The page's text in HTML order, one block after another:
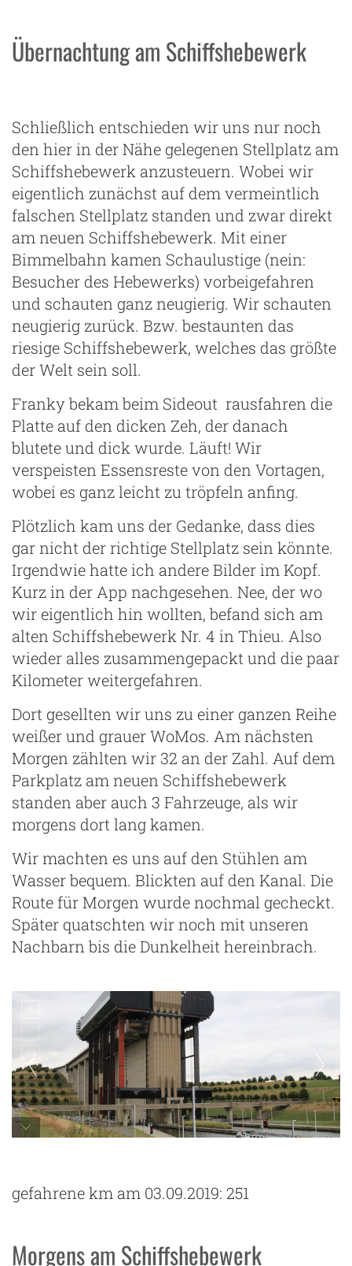
Übernachtung am Schiffshebewerk
Schließlich entschieden wir uns nur noch
den hier in der Nähe gelegenen Stellplatz am
Schiffshebewerk anzusteuern. Wobei wir
eigentlich zunächst auf dem vermeintlich
falschen Stellplatz standen und zwar direkt
am neuen Schiffshebewerk. Mit einer
Bimmelbahn kamen Schaulustige (nein:
Besucher des Hebewerks) vorbeigefahren
und schauten ganz neugierig. Wir schauten
neugierig zurück. Bzw. bestaunten das
riesige Schiffshebewerk, welches das größte
der Welt sein soll.
Franky bekam beim Sideout rausfahren die
Platte auf den dicken Zeh, der danach
blutete und dick wurde. Läuft! Wir
verspeisten Essensreste von den Vortagen,
wobei es ganz leicht zu tröpfeln anfing.
Plötzlich kam uns der Gedanke, dass dies
gar nicht der richtige Stellplatz sein könnte.
Irgendwie hatte ich andere Bilder im Kopf.
Kurz in der App nachgesehen. Nee, der wo
wir eigentlich hin wollten, befand sich am
alten Schiffshebewerk Nr. 4 in Thieu. Also
wieder alles zusammengepackt und die paar
Kilometer weitergefahren.
Dort gesellten wir uns zu einer ganzen Reihe
weißer und grauer WoMos. Am nächsten
Morgen zählten wir 32 an der Zahl. Auf dem
Parkplatz am neuen Schiffshebewerk
standen aber auch 3 Fahrzeuge, als wir
morgens dort lang kamen.
Wir machten es uns auf den Stühlen am
Wasser bequem. Blickten auf den Kanal. Die
Route für Morgen wurde nochmal gecheckt.
Später quatschten wir noch mit unseren
Nachbarn bis die Dunkelheit hereinbrach.
gefahrene km am 03.09.2019: 251
Morgens am Schiffshebewerk